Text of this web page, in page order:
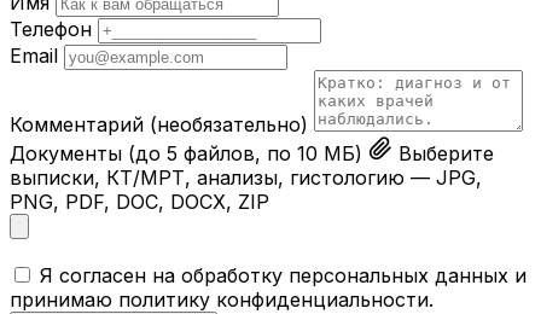
Телефон
Email
Комментарий (необязательно)
Документы (до 5 файлов, по 10 МБ)
Выберите
выписки, КТ/МРТ, анализы, гистологию — JPG,
PNG, PDF, DOC, DOCX, ZIP
Я согласен на обработку персональных данных и
принимаю политику конфиденциальности.